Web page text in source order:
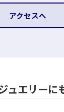
アクセスへ
ュエリーに